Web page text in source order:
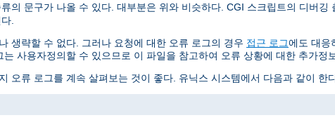
의 문구가 나올 수 있다. 대부분은 위와 비슷하다. CGI 스크립트의 디버
.
생략할 수 없다. 그러나 요청에 대한 오류 로그의 경우 접근 로그에도 대응
사용자정의할 수 있으므로 이 파일을 참고하여 오류 상황에 대한 추가정
오류 로그를 계속 살펴보는 것이 좋다. 유닉스 시스템에서 다음과 같이 한